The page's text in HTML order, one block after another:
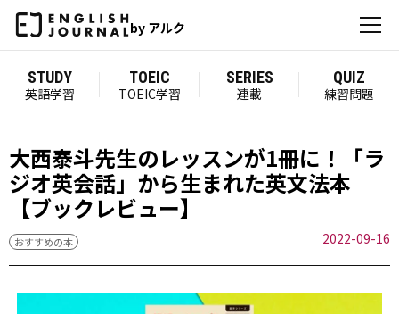
by アルク
STUDY
英語学習
TOEIC
TOEIC学習
SERIES
連載
QUIZ
練習問題
大西泰斗先生のレッスンが1冊に！「ラ
ジオ英会話」から生まれた英文法本
【ブックレビュー】
おすすめの本 2022-09-16